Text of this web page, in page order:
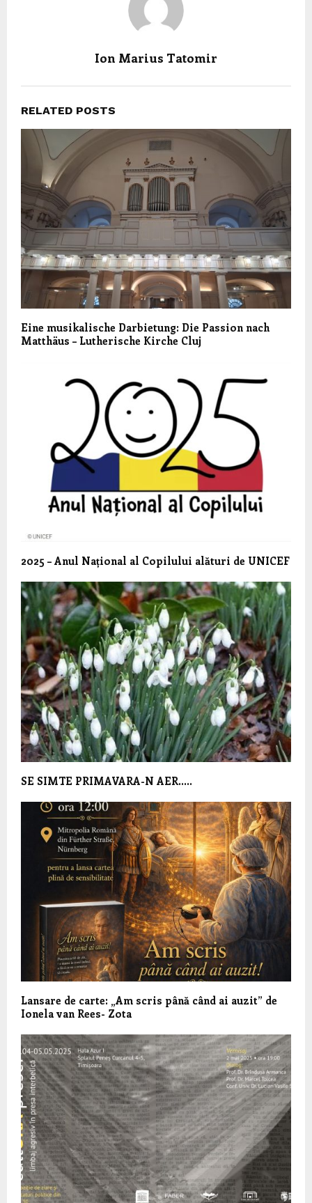
Ion Marius Tatomir
RELATED POSTS
Eine musikalische Darbietung: Die Passion nach
Matthäus – Lutherische Kirche Cluj
2025 – Anul Național al Copilului alături de UNICEF
SE SIMTE PRIMAVARA-N AER…..
Lansare de carte: „Am scris până când ai auzit” de
Ionela van Rees- Zota